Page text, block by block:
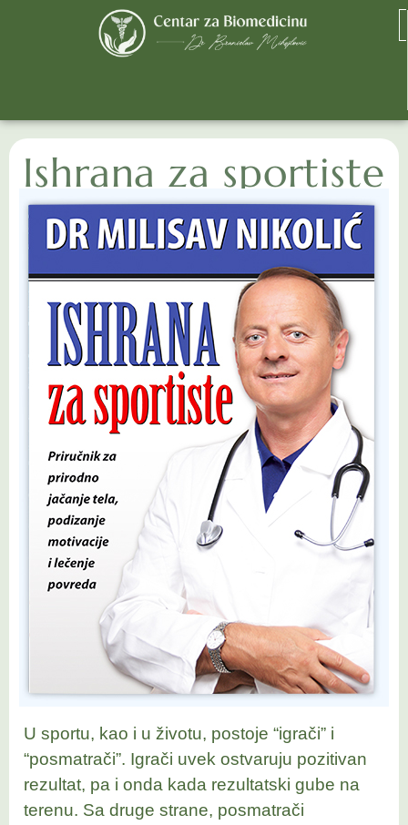
Ishrana za sportiste
U sportu, kao i u životu, postoje “igrači” i
“posmatrači”. Igrači uvek ostvaruju pozitivan
rezultat, pa i onda kada rezultatski gube na
terenu. Sa druge strane, posmatrači